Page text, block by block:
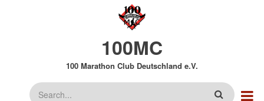
100MC
100 Marathon Club Deutschland e.V.
Suche